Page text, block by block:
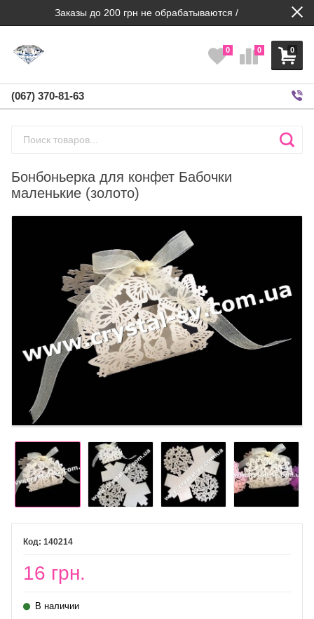
Заказы до 200 грн не обрабатываются /
0
0 0
(067) 370-81-63
Бонбоньерка для конфет Бабочки
маленькие (золото)
140214
16 грн.
В наличии